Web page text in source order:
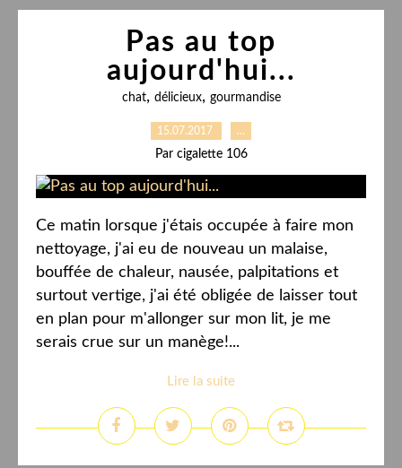
Pas au top
aujourd'hui...
chat, délicieux, gourmandise
15.07.2017 …
Par cigalette 106
Ce matin lorsque j'étais occupée à faire mon
nettoyage, j'ai eu de nouveau un malaise,
bouffée de chaleur, nausée, palpitations et
surtout vertige, j'ai été obligée de laisser tout
en plan pour m'allonger sur mon lit, je me
serais crue sur un manège!...
Lire la suite